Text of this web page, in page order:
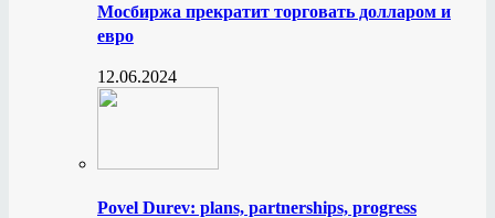
Мосбиржа прекратит торговать долларом и
евро
12.06.2024
Povel Durev: plans, partnerships, progress